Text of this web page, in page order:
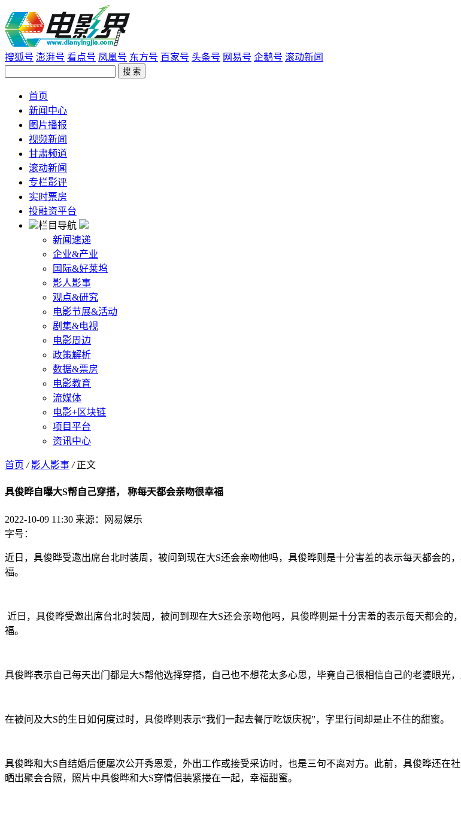
搜狐号 澎湃号 看点号 凤凰号 东方号 百家号 头条号 网易号 企鹅号 滚动新闻
首页
新闻中心
图片播报
视频新闻
甘肃频道
滚动新闻
专栏影评
实时票房
投融资平台
栏目导航
新闻速递
企业&产业
国际&好莱坞
影人影事
观点&研究
电影节展&活动
剧集&电视
电影周边
政策解析
数据&票房
电影教育
流媒体
电影+区块链
项目平台
资讯中心
首页 / 影人影事 / 正文
具俊晔自曝大S帮自己穿搭， 称每天都会亲吻很幸福
2022-10-09 11:30 来源：网易娱乐
字号：
近日，具俊晔受邀出席台北时装周，被问到现在大S还会亲吻他吗，具俊晔则是十分害羞的表示每天都会的
福。
近日，具俊晔受邀出席台北时装周，被问到现在大S还会亲吻他吗，具俊晔则是十分害羞的表示每天都会
福。
具俊晔表示自己每天出门都是大S帮他选择穿搭，自己也不想花太多心思，毕竟自己很相信自己的老婆眼光
在被问及大S的生日如何度过时，具俊晔则表示“我们一起去餐厅吃饭庆祝”，字里行间却是止不住的甜蜜。
具俊晔和大S自结婚后便屡次公开秀恩爱，外出工作或接受采访时，也是三句不离对方。此前，具俊晔还在
晒出聚会合照，照片中具俊晔和大S穿情侣装紧搂在一起，幸福甜蜜。